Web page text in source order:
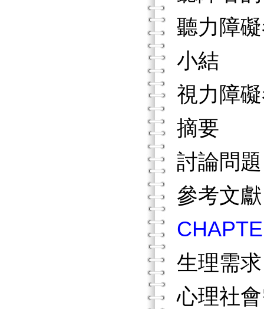
聽力障
小結
視力障
摘要
討論問
參考文
生理需
心理社